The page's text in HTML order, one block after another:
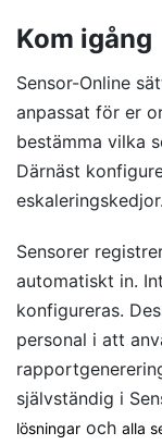
Kom igång
Sensor-Online
anpassat för er
bestämma vilka
Därnäst
eskaleringskedjor.
Sensorer
automatiskt in.
konfigureras.
personal i att
självständig i
lösningar och alla